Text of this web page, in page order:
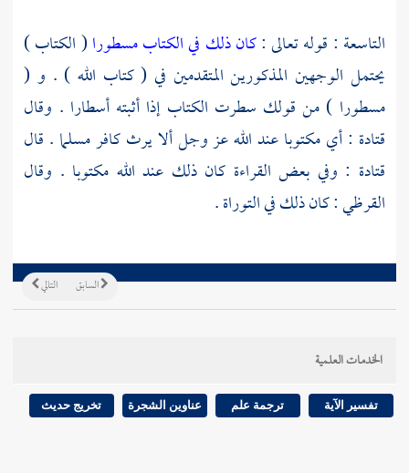
التاسعة : قوله تعالى :كان ذلك في الكتاب مسطورا( الكتاب )
يحتمل الوجهين المذكورين المتقدمين في ( كتاب الله ) . و (
مسطورا ) من قولك سطرت الكتاب إذا أثبته أسطارا . وقال
قتادة : أي مكتوبا عند الله عز وجل ألا يرث كافر مسلما . قال
قتادة : وفي بعض القراءة كان ذلك عند الله مكتوبا . وقال
القرظي: كان ذلك في التوراة .
التالي السابق
الخدمات العلمية
تفسير الآية ترجمة علم عناوين الشجرة تخريج حديث